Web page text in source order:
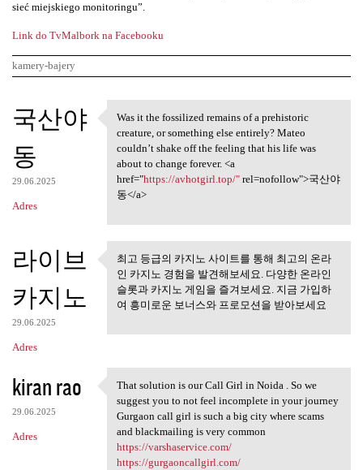
sieć miejskiego monitoringu”.
Link do TvMalbork na Facebooku
kamery-bajery
K
o
m
e
n
a
r
z
e
국산야
동
29.06.2025
Adres
Was it the fossilized remains
Was it the fossilized remains of a prehistoric
creature, or something else entirely? Mateo
couldn’t shake off the feeling that his life was
about to change forever. <a
href="https://avhotgirl.top/"rel=nofollow">국산야
동</a>
라이브
카지노
29.06.2025
Adres
최고 등급의 카지노 사이트를 통
해 최고의 온라인
최고 등급의 카지노 사이트를 통해 최고의 온라
인 카지노 경험을 발견해보세요. 다양한 온라인
슬롯과 카지노 게임을 즐겨보세요. 지금 가입하
여 흥미로운 보너스와 프로모션을 받아보세요
kiran rao
29.06.2025
Adres
That solution is our Call
That solution is our Call Girl in Noida . So we
suggest you to not feel incomplete in your journey
Gurgaon call girl is such a big city where scams
and blackmailing is very common
https://varshaservice.com/
https://gurgaoncallgirl.com/